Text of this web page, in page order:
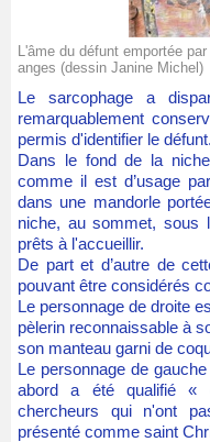
L'âme du défunt emportée
anges (dessin Janine Michel)
Le sarcophage a disparu, mais il reste un décor peint
remarquablement
permis d'identifier le défunt.
Dans le fond de la
comme il est d’usage
dans une mandorle
niche, au sommet, sous
prêts à l'accueillir.
De part et d’autre de
pouvant être considérés
Le personnage de droite
pèlerin reconnaissable à
son manteau garni de
Le personnage de
abord a été qualifié «
chercheurs qui n'ont
présenté comme saint